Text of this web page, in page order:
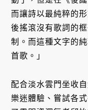
而讓詩以最純粹的
後搖滾沒有歌詞的
制。而這種文字的
首歌。」
配合淡水雲門坐收
樂迷體驗、嘗試各